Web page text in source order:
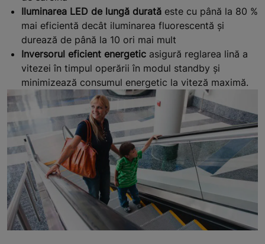
Iluminarea LED de lungă durată este cu până la 80 %
mai eficientă decât iluminarea fluorescentă și
durează de până la 10 ori mai mult
Inversorul eficient energetic asigură reglarea lină a
vitezei în timpul operării în modul standby și
minimizează consumul energetic la viteză maximă.